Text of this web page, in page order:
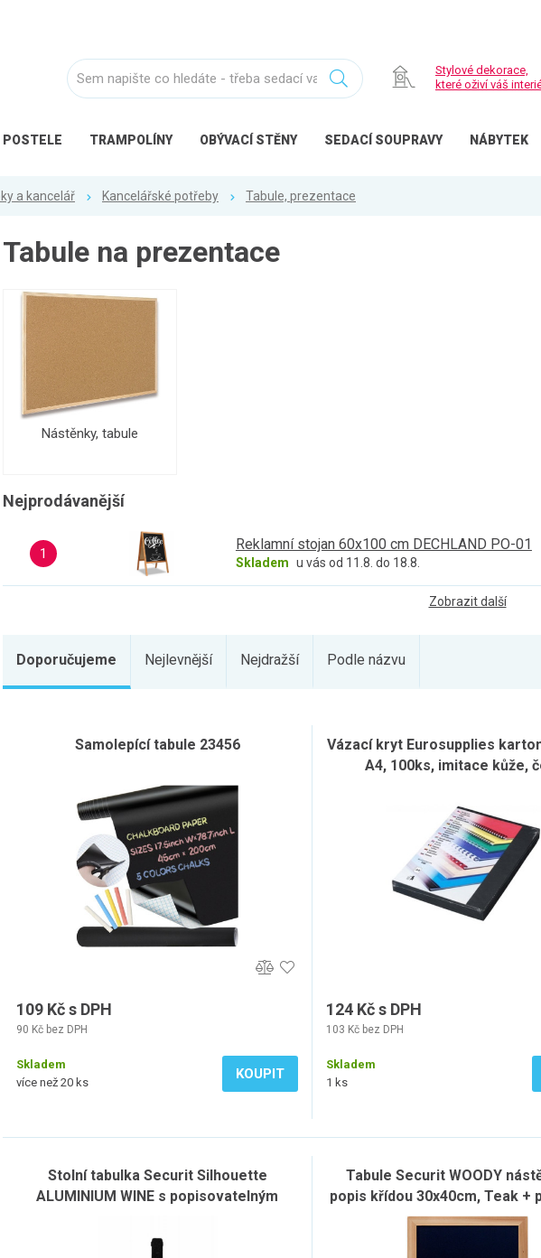
Stylové dekorace,
které oživí váš
POSTELE TRAMPOLÍNY OBÝVACÍ STĚNY SEDACÍ SOUPRAVY NÁBYTEK
a kancelář Kancelářské potřeby Tabule, prezentace
Tabule na prezentace
Nástěnky, tabule
Nejprodávanější
1
Reklamní stojan 60x100 cm DECHLAND PO-01
Skladem u vás od 11.8. do 18.8.
Zobrazit další
Doporučujeme Nejlevnější Nejdražší Podle názvu
Samolepící tabule 23456
109 Kč s DPH
90 Kč bez DPH
Skladem
více než 20 ks
KOUPIT
Vázací kryt Eurosupplies
A4, 100ks, imitace kůže,
124 Kč s DPH
103 Kč bez DPH
Skladem
1 ks
Stolní tabulka Securit Silhouette
ALUMINIUM WINE s popisovatelným
Tabule Securit WOODY
popis křídou 30x40cm, Teak +